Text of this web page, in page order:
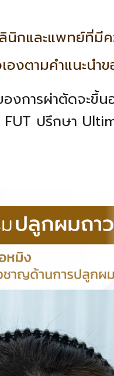
นิกและแพทย์ที่มีค
องตามคำแนะนำ
งการผ่าตัดจะขึ้
ปรึกษา